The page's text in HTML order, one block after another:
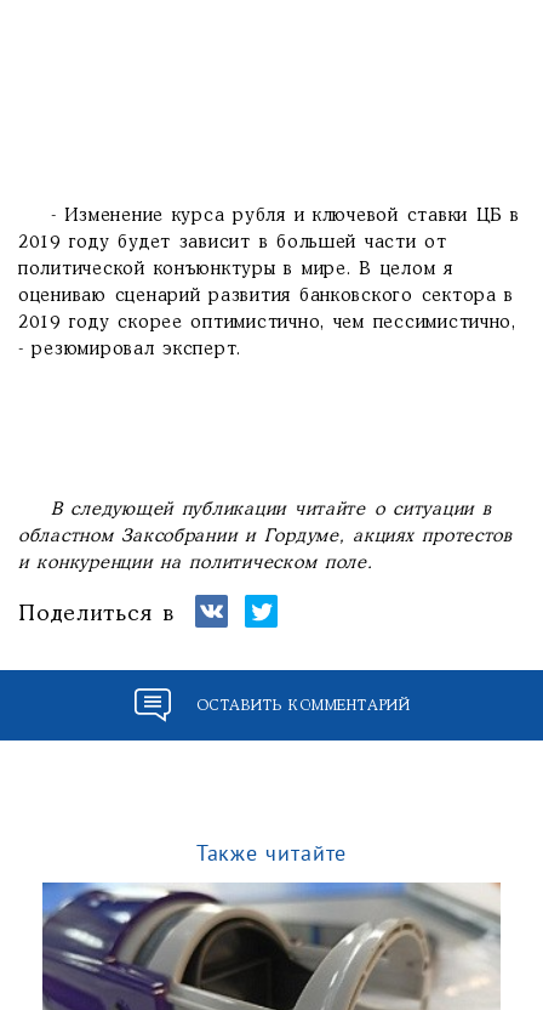
- Изменение курса рубля и ключевой ставки ЦБ в
2019 году будет зависит в большей части от
политической конъюнктуры в мире. В целом я
оцениваю сценарий развития банковского сектора в
2019 году скорее оптимистично, чем пессимистично,
- резюмировал эксперт.
В следующей публикации читайте о ситуации в
областном Заксобрании и Гордуме, акциях протестов
и конкуренции на политическом поле.
Поделиться в
ОСТАВИТЬ КОММЕНТАРИЙ
Также читайте